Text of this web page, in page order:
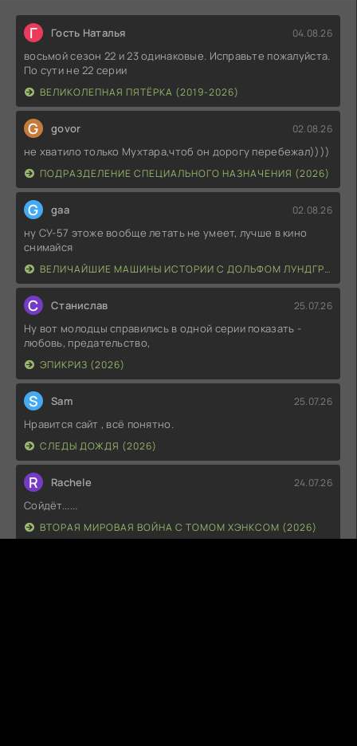
Г Гость Наталья 04.08.26
восьмой сезон 22 и 23 одинаковые. Исправьте пожалуйста.
По сути не 22 серии
ВЕЛИКОЛЕПНАЯ ПЯТЁРКА (2019-2026)
G govor 02.08.26
не хватило только Мухтара,чтоб он дорогу перебежал))))
ПОДРАЗДЕЛЕНИЕ СПЕЦИАЛЬНОГО НАЗНАЧЕНИЯ (2026)
G gaa 02.08.26
ну СУ-57 этоже вообще летать не умеет, лучше в кино
снимайся
ВЕЛИЧАЙШИЕ МАШИНЫ ИСТОРИИ С ДОЛЬФОМ ЛУНДГРЕНОМ (2026)
С Станислав 25.07.26
Ну вот молодцы справились в одной серии показать -
любовь, предательство,
ЭПИКРИЗ (2026)
S Sam 25.07.26
Нравится сайт , всё понятно.
СЛЕДЫ ДОЖДЯ (2026)
R Rachele 24.07.26
Сойдёт......
ВТОРАЯ МИРОВАЯ ВОЙНА С ТОМОМ ХЭНКСОМ (2026)